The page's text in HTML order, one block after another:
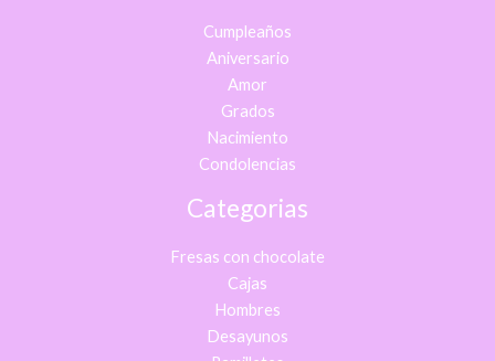
Cumpleaños
Aniversario
Amor
Grados
Nacimiento
Condolencias
Categorias
Fresas con chocolate
Cajas
Hombres
Desayunos